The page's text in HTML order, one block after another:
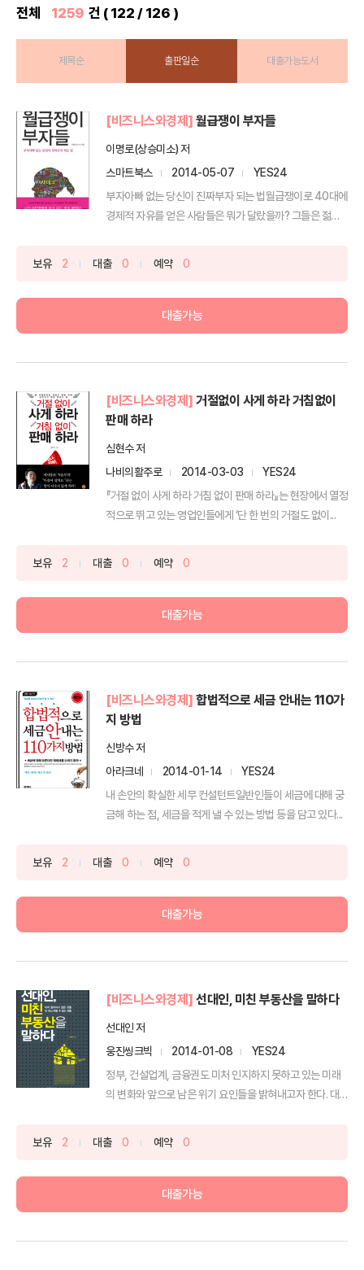
전체 1259 건 ( 122 / 126 )
제목순 출판일순 대출가능도서
[비즈니스와경제] 월급쟁이 부자들
이명로(상승미소) 저
스마트북스
2014-05-07
YES24
부자아빠 없는 당신이 진짜부자 되는 법월급쟁이로 40대에
경제적 자유를 얻은 사람들은 뭐가 달랐을까? 그들은 젊었
보유 2 대출 0 예약 0
대출가능
[비즈니스와경제] 거절없이 사게 하라 거침없이
판매 하라
심현수 저
나비의활주로
2014-03-03
YES24
『거절 없이 사게 하라 거침 없이 판매 하라』는 현장에서 열정
적으로 뛰고 있는 영업인들에게 ‘단 한 번의 거절도 없이...
보유 2 대출 0 예약 0
대출가능
[비즈니스와경제] 합법적으로 세금 안내는 110가
지 방법
신방수 저
아라크네
2014-01-14
YES24
내 손안의 확실한 세무 컨설턴트일반인들이 세금에 대해 궁
금해 하는 점, 세금을 적게 낼 수 있는 방법 등을 담고 있다...
보유 2 대출 0 예약 0
대출가능
[비즈니스와경제] 선대인, 미친 부동산을 말하다
선대인 저
웅진씽크빅
2014-01-08
YES24
정부, 건설업계, 금융권도 미처 인지하지 못하고 있는 미래
의 변화와 앞으로 남은 위기 요인들을 밝혀내고자 한다. 대
보유 2 대출 0 예약 0
대출가능